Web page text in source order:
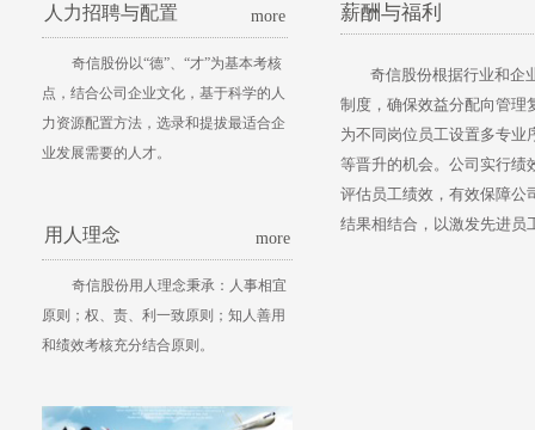
人力招聘与配置 more
奇信股份以“德”、“才”为基本考核
点，结合公司企业文化，基于科学的人
力资源配置方法，选录和提拔最适合企
业发展需要的人才。
用人理念 more
奇信股份用人理念秉承：人事相宜
原则；权、责、利一致原则；知人善用
和绩效考核充分结合原则。
薪酬与福利
奇信股份根据行业和企
制度，确保效益分配向管理
为不同岗位员工设置多专业
等晋升的机会。公司实行绩
评估员工绩效，有效保障公
结果相结合，以激发先进员